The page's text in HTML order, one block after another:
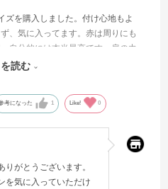
ズを購入しました。付け心地もよ
、気に入ってます。赤は周りにも
自分的には本当最高です。肩の力
ックスできます。パフォーマンス
読む
考になった 1 Like! 0
がとうございます。
を気に入っていただけ